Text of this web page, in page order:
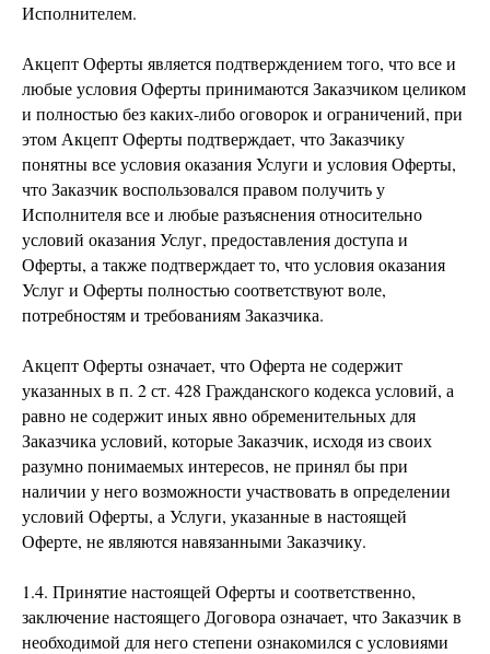
Исполнителем.
Акцепт Оферты является подтверждением того, что все и
любые условия Оферты принимаются Заказчиком целиком
и полностью без каких-либо оговорок и ограничений, при
этом Акцепт Оферты подтверждает, что Заказчику
понятны все условия оказания Услуги и условия Оферты,
что Заказчик воспользовался правом получить у
Исполнителя все и любые разъяснения относительно
условий оказания Услуг, предоставления доступа и
Оферты, а также подтверждает то, что условия оказания
Услуг и Оферты полностью соответствуют воле,
потребностям и требованиям Заказчика.
Акцепт Оферты означает, что Оферта не содержит
указанных в п. 2 ст. 428 Гражданского кодекса условий, а
равно не содержит иных явно обременительных для
Заказчика условий, которые Заказчик, исходя из своих
разумно понимаемых интересов, не принял бы при
наличии у него возможности участвовать в определении
условий Оферты, а Услуги, указанные в настоящей
Оферте, не являются навязанными Заказчику.
1.4. Принятие настоящей Оферты и соответственно,
заключение настоящего Договора означает, что Заказчик в
необходимой для него степени ознакомился с условиями